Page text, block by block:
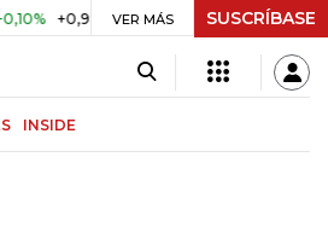
+0,98% UVR $ 417,01 +$ 0,05 +0,01%
VER MÁS SUSCRÍBASE
INSIDE